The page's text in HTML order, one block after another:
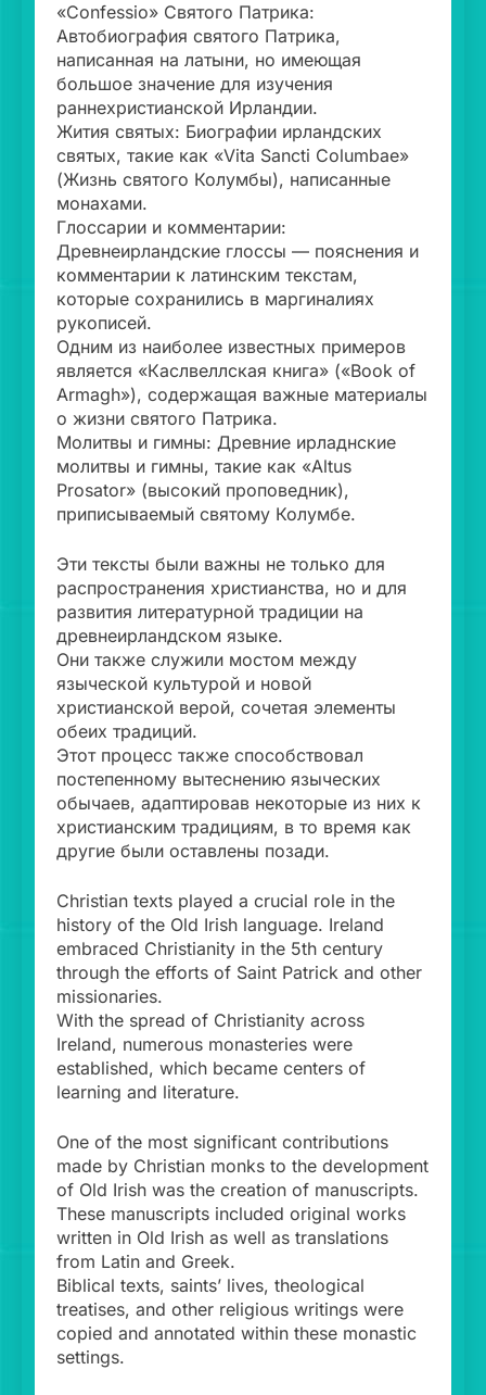
«Confessio» Святого Патрика:
Автобиография святого Патрика,
написанная на латыни, но имеющая
большое значение для изучения
раннехристианской Ирландии.
Жития святых: Биографии ирландских
святых, такие как «Vita Sancti Columbae»
(Жизнь святого Колумбы), написанные
монахами.
Глоссарии и комментарии:
Древнеирландские глоссы — пояснения и
комментарии к латинским текстам,
которые сохранились в маргиналиях
рукописей.
Одним из наиболее известных примеров
является «Каслвеллская книга» («Book of
Armagh»), содержащая важные материалы
о жизни святого Патрика.
Молитвы и гимны: Древние ирладнские
молитвы и гимны, такие как «Altus
Prosator» (высокий проповедник),
приписываемый святому Колумбе.
Эти тексты были важны не только для
распространения христианства, но и для
развития литературной традиции на
древнеирландском языке.
Они также служили мостом между
языческой культурой и новой
христианской верой, сочетая элементы
обеих традиций.
Этот процесс также способствовал
постепенному вытеснению языческих
обычаев, адаптировав некоторые из них к
христианским традициям, в то время как
другие были оставлены позади.
Christian texts played a crucial role in the
history of the Old Irish language. Ireland
embraced Christianity in the 5th century
through the efforts of Saint Patrick and other
missionaries.
With the spread of Christianity across
Ireland, numerous monasteries were
established, which became centers of
learning and literature.
One of the most significant contributions
made by Christian monks to the development
of Old Irish was the creation of manuscripts.
These manuscripts included original works
written in Old Irish as well as translations
from Latin and Greek.
Biblical texts, saints’ lives, theological
treatises, and other religious writings were
copied and annotated within these monastic
settings.